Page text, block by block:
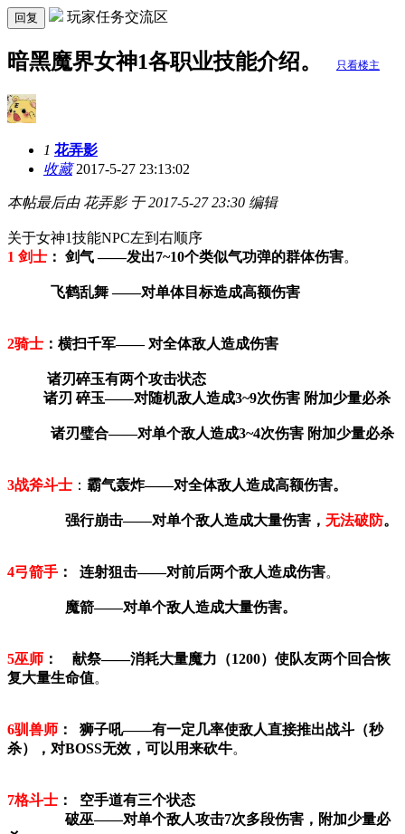
回复 玩家任务交流区
暗黑魔界女神1各职业技能介绍。 只看楼主
1 花弄影
收藏2017-5-27 23:13:02
本帖最后由 花弄影 于 2017-5-27 23:30 编辑
关于女神1技能NPC左到右顺序
1 剑士 ： 剑气 ——发出7~10个类似气功弹的群体伤害。
飞鹤乱舞 ——对单体目标造成高额伤害
2骑士 ：横扫千军—— 对全体敌人造成伤害
诸刃碎玉有两个攻击状态
诸刃 碎玉——对随机敌人造成3~9次伤害 附加少量必杀
诸刃璧合——对单个敌人造成3~4次伤害 附加少量必杀
3战斧斗士 ： 霸气轰炸——对全体敌人造成高额伤害。
强行崩击——对单个敌人造成大量伤害， 无法破防。
4弓箭手 ： 连射狙击——对前后两个敌人造成伤害。
魔箭——对单个敌人造成大量伤害。
5巫师 ： 献祭——消耗大量魔力（1200）使队友两个回合恢
复大量生命值。
6驯兽师 ： 狮子吼——有一定几率使敌人直接推出战斗（秒
杀），对BOSS无效，可以用来砍牛。
7格斗士 ： 空手道有三个状态
破巫——对单个敌人攻击7次多段伤害，附加少量必